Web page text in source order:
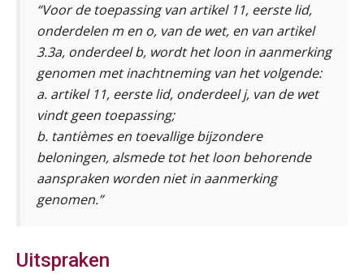
“Voor de toepassing van artikel 11, eerste lid,
onderdelen m en o, van de wet, en van artikel
3.3a, onderdeel b, wordt het loon in aanmerking
genomen met inachtneming van het volgende:
a. artikel 11, eerste lid, onderdeel j, van de wet
vindt geen toepassing;
b. tantièmes en toevallige bijzondere
beloningen, alsmede tot het loon behorende
aanspraken worden niet in aanmerking
genomen.”
Uitspraken